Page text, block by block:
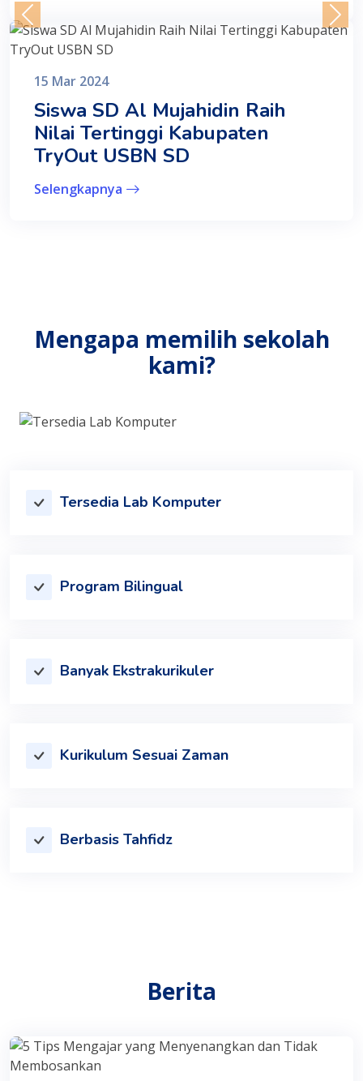
15 Mar 2024
Siswa SD Al Mujahidin Raih
Nilai Tertinggi Kabupaten
TryOut USBN SD
Selengkapnya
Mengapa memilih sekolah
kami?
Tersedia Lab Komputer
Program Bilingual
Banyak Ekstrakurikuler
Kurikulum Sesuai Zaman
Berbasis Tahfidz
Berita